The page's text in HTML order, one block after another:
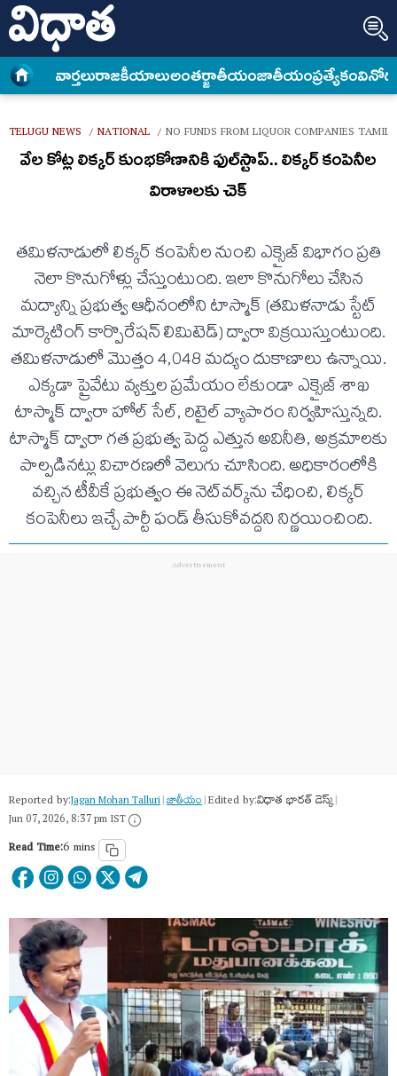
వార్త‌లురాజకీయాలుఅంత‌ర్జాతీయంజాతీయంప్రత్యేకం
TELUGU NEWS / NATIONAL / NO FUNDS FROM LIQUOR COMPANIES
వేల కోట్ల లిక్కర్ కుంభకోణానికి ఫుల్‌స్టాప్‌.. లిక్కర్‌ కంపెనీల
విరాళాలకు చెక్‌
తమిళనాడులో లిక్కర్ కంపెనీల నుంచి ఎక్సైజ్ విభాగం ప్రతి
నెలా కొనుగోళ్లు చేస్తుంటుంది. ఇలా కొనుగోలు చేసిన
మద్యాన్ని ప్రభుత్వ ఆధీనంలోని టాస్మాక్ (తమిళనాడు స్టేట్
మార్కెటింగ్ కార్పొరేషన్ లిమిటెడ్) ద్వారా విక్రయిస్తుంటుంది.
తమిళనాడులో మొత్తం 4,048 మద్యం దుకాణాలు ఉన్నాయి.
ఎక్కడా ప్రైవేటు వ్యక్తుల ప్రమేయం లేకుండా ఎక్సైజ్ శాఖ
టాస్మాక్ ద్వారా హోల్ సేల్, రిటైల్ వ్యాపారం నిర్వహిస్తున్నది.
టాస్మాక్ ద్వారా గత ప్రభుత్వ పెద్ద ఎత్తున అవినీతి, అక్రమాలకు
పాల్పడినట్లు విచారణలో వెలుగు చూసింది. అధికారంలోకి
వచ్చిన టీవీకే ప్రభుత్వం ఈ నెట్‌వర్క్‌ను చేధించి, లిక్కర్
కంపెనీలు ఇచ్చే పార్టీ ఫండ్ తీసుకోవద్దని నిర్ణయించింది.
Reported by:Jagan Mohan Talluri|జాతీయం|Edited by:విధాత భారత్ డెస్క్|
Jun 07, 2026, 8:37 pm IST
Read Time:6 mins